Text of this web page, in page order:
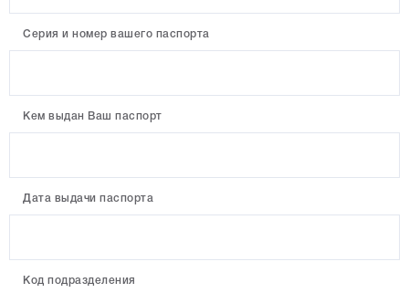
Серия и номер вашего паспорта
Кем выдан Ваш паспорт
Дата выдачи паспорта
Код подразделения